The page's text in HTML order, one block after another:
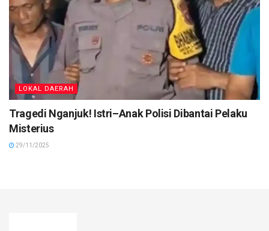
LOKAL DAERAH
Tragedi Nganjuk! Istri–Anak Polisi Dibantai Pelaku
Misterius
29/11/2025